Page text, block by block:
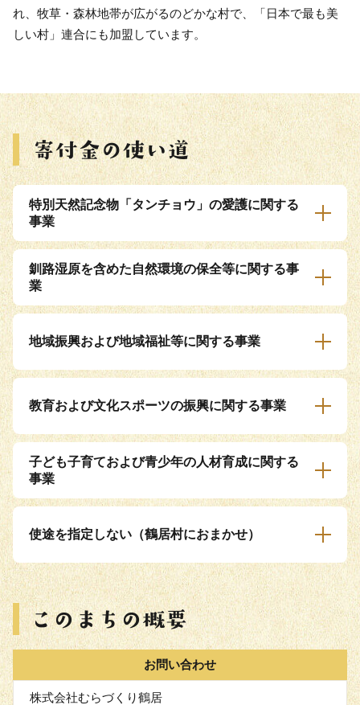
れ、牧草・森林地帯が広がるのどかな村で、「日本で最も美
しい村」連合にも加盟しています。
特別天然記念物「タンチョウ」の愛護に関する
事業
釧路湿原を含めた自然環境の保全等に関する事
業
地域振興および地域福祉等に関する事業
教育および文化スポーツの振興に関する事業
子ども子育ておよび青少年の人材育成に関する
事業
使途を指定しない（鶴居村におまかせ）
お問い合わせ
株式会社むらづくり鶴居